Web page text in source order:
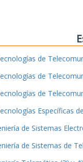
de
de
de
Específicas
de Sistemas
de Sistemas de